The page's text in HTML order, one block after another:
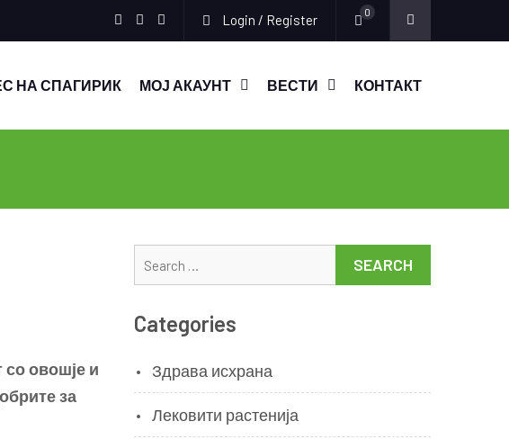
Login / Register 0
НА СПАГИРИК МОЈ АКАУНТ ВЕСТИ КОНТАКТ
овошје и
за
Categories
Здрава исхрана
Лековити растенија